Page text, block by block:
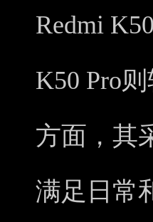
Redmi
K50 Pro
方面，其
满足日常